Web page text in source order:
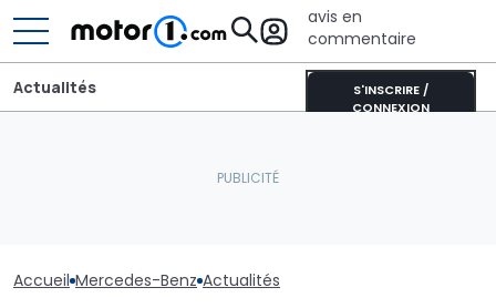
avis en
commentaire
S'INSCRIRE /
CONNEXION
Actualités
Accueil Mercedes-Benz Actualités